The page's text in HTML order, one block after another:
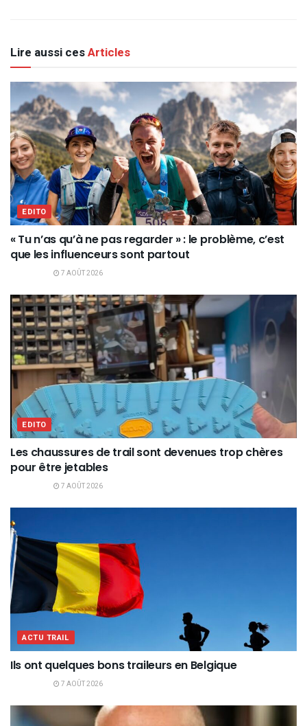
Lire aussi cesArticles
EDITO
« Tu n’as qu’à ne pas regarder » : le problème, c’est
que les influenceurs sont partout
7 AOÛT 2026
EDITO
Les chaussures de trail sont devenues trop chères
pour être jetables
7 AOÛT 2026
ACTU TRAIL
Ils ont quelques bons traileurs en Belgique
7 AOÛT 2026